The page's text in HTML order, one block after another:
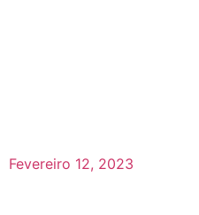
Fevereiro 12, 2023